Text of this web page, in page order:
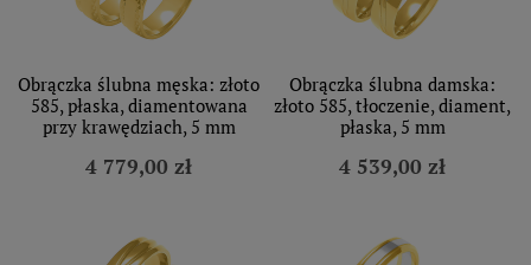
Obrączka ślubna męska: złoto
585, płaska, diamentowana
przy krawędziach, 5 mm
4 779,00 zł
Obrączka ślubna damska:
złoto 585, tłoczenie, diament,
płaska, 5 mm
4 539,00 zł